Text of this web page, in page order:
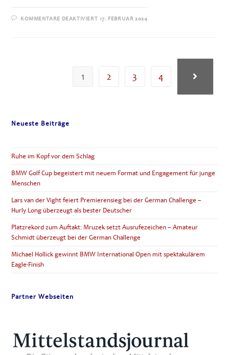
KOMMENTARE DEAKTIVIERTFÜR
IMLAUER
17. FEBRUAR 2024
1 2 3 4 Zur
Neueste Beiträge
Ruhe im Kopf vor dem Schlag
BMW Golf Cup begeistert mit neuem Format und Engagement für junge
Menschen
Lars van der Vight feiert Premierensieg bei der German Challenge –
Hurly Long überzeugt als bester Deutscher
Platzrekord zum Auftakt: Mruzek setzt Ausrufezeichen – Amateur
Schmidt überzeugt bei der German Challenge
Michael Hollick gewinnt BMW International Open mit spektakulärem
Eagle-Finish
Partner Webseiten